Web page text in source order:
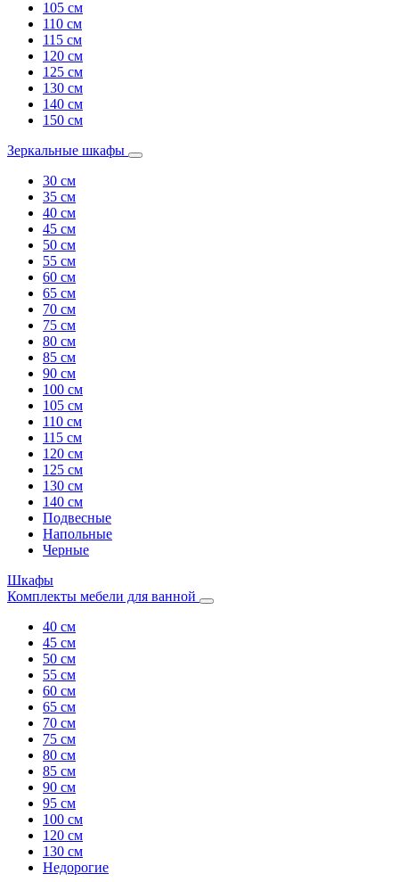
105 см
110 см
115 см
120 см
125 см
130 см
140 см
150 см
Зеркальные шкафы
30 см
35 см
40 см
45 см
50 см
55 см
60 см
65 см
70 см
75 см
80 см
85 см
90 см
100 см
105 см
110 см
115 см
120 см
125 см
130 см
140 см
Подвесные
Напольные
Черные
Шкафы
Комплекты мебели для ванной
40 см
45 см
50 см
55 см
60 см
65 см
70 см
75 см
80 см
85 см
90 см
95 см
100 см
120 см
130 см
Недорогие